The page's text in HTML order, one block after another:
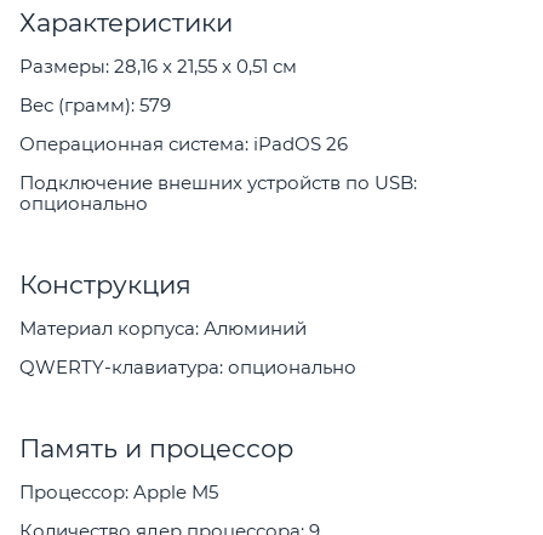
Характеристики
Размеры: 28,16 x 21,55 x 0,51 см
Вес (грамм): 579
Операционная система: iPadOS 26
Подключение внешних устройств по USB:
опционально
Конструкция
Материал корпуса: Алюминий
QWERTY-клавиатура: опционально
Память и процессор
Процессор: Apple M5